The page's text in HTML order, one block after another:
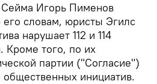
Сейма Игорь Пименов
его словам, юристы Эгилс
нарушает 112 и 114
Кроме того, по их
партии ("Согласие")
инициатив.